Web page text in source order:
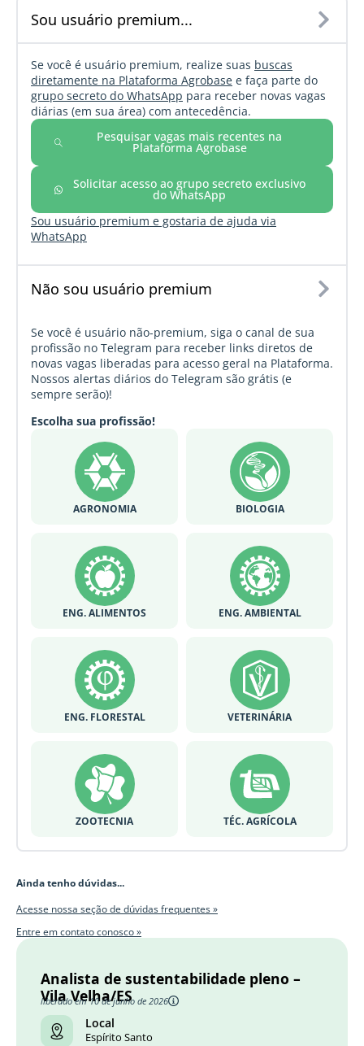
Sou usuário premium...
Se você é usuário premium, realize suas buscas
diretamente na Plataforma Agrobase e faça parte do
grupo secreto do WhatsApp para receber novas vagas
diárias (em sua área) com antecedência.
Pesquisar vagas mais recentes na
Plataforma Agrobase
Solicitar acesso ao grupo secreto exclusivo
do WhatsApp
Sou usuário premium e gostaria de ajuda via
WhatsApp
Não sou usuário premium
Se você é usuário não-premium, siga o canal de sua
profissão no Telegram para receber links diretos de
novas vagas liberadas para acesso geral na Plataforma.
Nossos alertas diários do Telegram são grátis (e
sempre serão)!
Escolha sua profissão!
AGRONOMIA BIOLOGIA
ENG. ALIMENTOS ENG. AMBIENTAL
ENG. FLORESTAL VETERINÁRIA
ZOOTECNIA TÉC. AGRÍCOLA
Ainda tenho dúvidas...
Acesse nossa seção de dúvidas frequentes »
Entre em contato conosco »
Analista de sustentabilidade pleno –
Vila Velha/ES
liberado em 10 de junho de 2026
Local
Espírito Santo